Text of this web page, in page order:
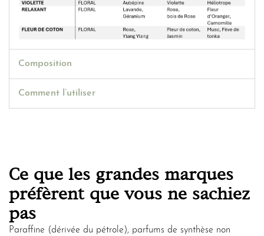
Composition
Comment l’utiliser
Ce que les grandes marques
préfèrent que vous ne sachiez
pas
Paraffine (dérivée du pétrole), parfums de synthèse non